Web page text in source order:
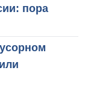
пора